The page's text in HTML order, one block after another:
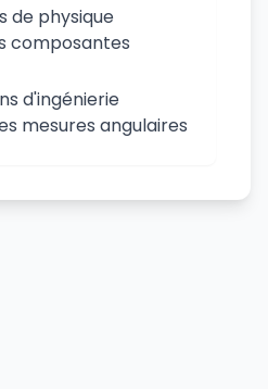
de physique
composantes
d'ingénierie
mesures angulaires